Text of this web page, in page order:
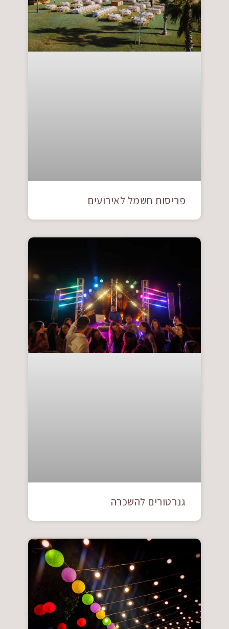
פריסות חשמל לאירועים
גנרטורים להשכרה